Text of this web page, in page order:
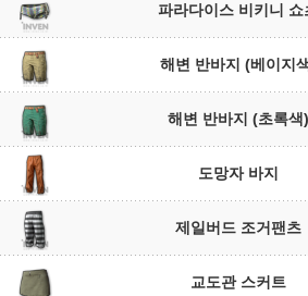
파라다이스 비키니 쇼
해변 반바지 (베이지
해변 반바지 (초록색)
도망자 바지
제일버드 조거팬츠
교도관 스커트